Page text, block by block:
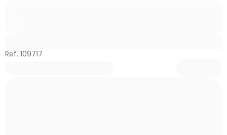
Ref. 109717